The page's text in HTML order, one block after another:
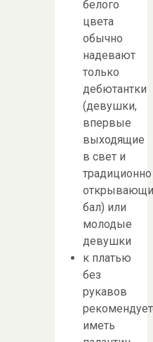
белого
цвета
обычно
надевают
только
дебютантки
(девушки,
впервые
выходящие
в свет и
традиционно
бал) или
молодые
девушки
к платью
без
рукавов
иметь